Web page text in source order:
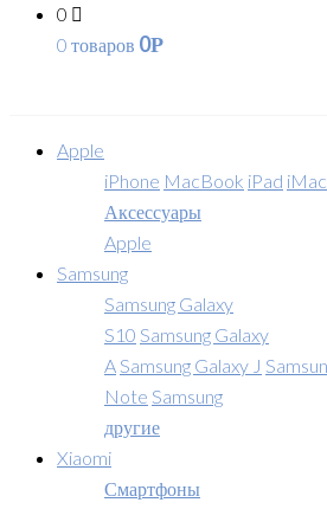
0
0 товаров 0Р
Apple
iPhone MacBook iPad iMac
Аксессуары
Apple
Samsung
Samsung Galaxy
S10 Samsung Galaxy
A Samsung Galaxy J
Note Samsung
другие
Xiaomi
Смартфоны